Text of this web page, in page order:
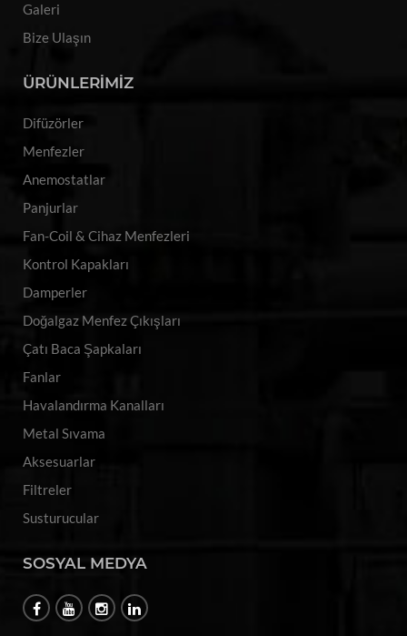
Galeri
Bize Ulaşın
ÜRÜNLERİMİZ
Difüzörler
Menfezler
Anemostatlar
Panjurlar
Fan-Coil & Cihaz Menfezleri
Kontrol Kapakları
Damperler
Doğalgaz Menfez Çıkışları
Çatı Baca Şapkaları
Fanlar
Havalandırma Kanalları
Metal Sıvama
Aksesuarlar
Filtreler
Susturucular
SOSYAL MEDYA